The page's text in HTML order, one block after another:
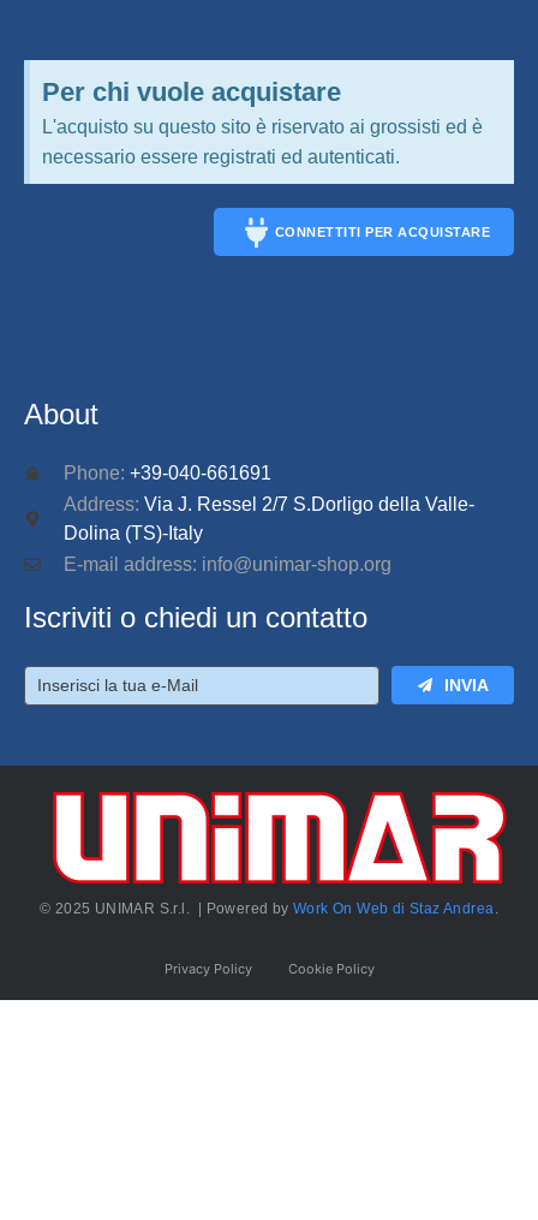
Per chi vuole acquistare
L'acquisto su questo sito è riservato ai grossisti ed è
necessario essere registrati ed autenticati.
CONNETTITI PER ACQUISTARE
About
Phone: +39-040-661691
Address: Via J. Ressel 2/7 S.Dorligo della Valle-
Dolina (TS)-Italy
E-mail address: info@unimar-shop.org
Iscriviti o chiedi un contatto
INVIA
© 2025 UNIMAR S.r.l. | Powered byWork On Web di Staz Andrea.
Privacy Policy Cookie Policy